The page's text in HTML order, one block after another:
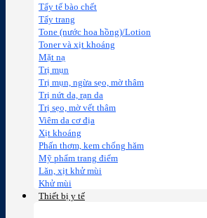
Tẩy tế bào chết
Tẩy trang
Tone (nước hoa hồng)/Lotion
Toner và xịt khoáng
Mặt nạ
Trị mụn
Trị mụn, ngừa sẹo, mờ thâm
Trị nứt da, rạn da
Trị sẹo, mờ vết thâm
Viêm da cơ địa
Xịt khoáng
Phấn thơm, kem chống hăm
Mỹ phẩm trang điểm
Lăn, xịt khử mùi
Khử mùi
Thiết bị y tế